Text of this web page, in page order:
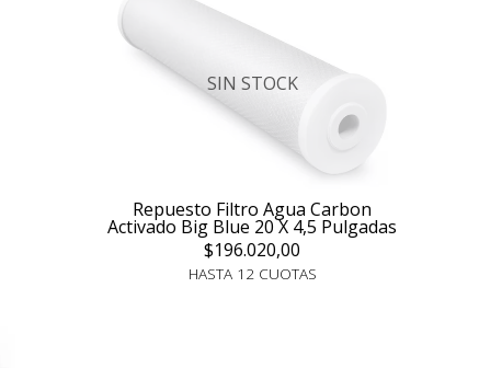
SIN STOCK
Repuesto Filtro Agua Carbon
Activado Big Blue 20 X 4,5 Pulgadas
$196.020,00
HASTA 12 CUOTAS